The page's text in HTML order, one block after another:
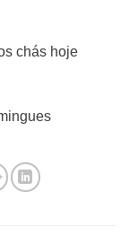
chás hoje